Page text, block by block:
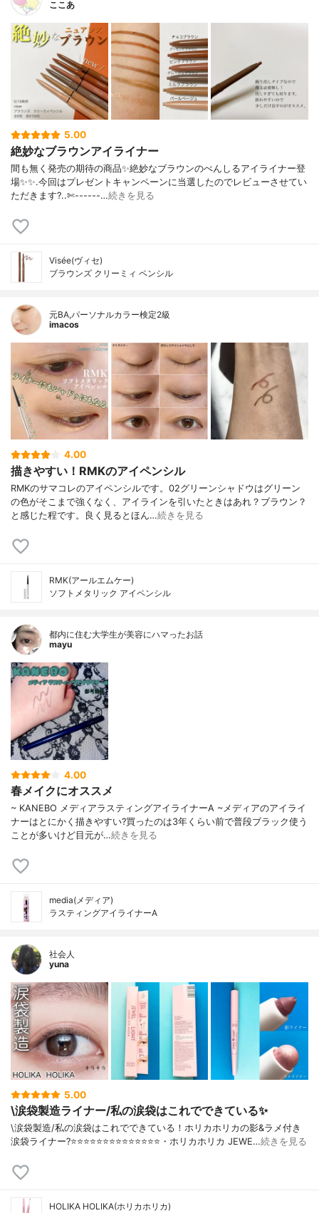
ここあ
5.00
絶妙なブラウンアイライナー
間も無く発売の期待の商品✨絶妙なブラウンのぺんしるアイライナー登
場✨✨.今回はプレゼントキャンペーンに当選したのでレビューさせてい
ただきます?..✄------…続きを見る
Visée(ヴィセ)
ブラウンズ クリーミィ ペンシル
元BA,パーソナルカラー検定2級
imacos
4.00
描きやすい！RMKのアイペンシル
RMKのサマコレのアイペンシルです。02グリーンシャドウはグリーン
の色がそこまで強くなく、アイラインを引いたときはあれ？ブラウン？
と感じた程です。良く見るとほん…続きを見る
RMK(アールエムケー)
ソフトメタリック アイペンシル
都内に住む大学生が美容にハマったお話
mayu
4.00
春メイクにオススメ
~ KANEBO メディアラスティングアイライナーA ~メディアのアイライ
ナーはとにかく描きやすい?買ったのは3年くらい前で普段ブラック使う
ことが多いけど目元が…続きを見る
media(メディア)
ラスティングアイライナーA
社会人
yuna
5.00
\涙袋製造ライナー/私の涙袋はこれでできている✨
\涙袋製造/私の涙袋はこれでできている！ホリカホリカの影&ラメ付き
涙袋ライナー?⭐️⭐️⭐️⭐️⭐️⭐️⭐️⭐️⭐️⭐️⭐️⭐️⭐️⭐️・ホリカホリカ JEWE…続きを見る
HOLIKA HOLIKA(ホリカホリカ)